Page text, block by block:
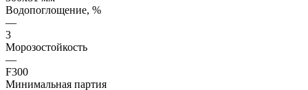
Водопоглощение, %
—
3
Морозостойкость
—
F300
Минимальная партия